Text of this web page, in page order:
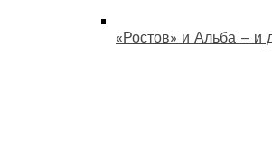
«Ростов» и Альба – и